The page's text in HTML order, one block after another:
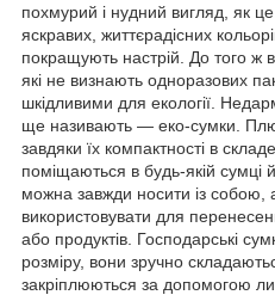
похмурий і нудний вигляд, як
яскравих, життєрадісних
покращують настрій. До того ж
які не визнають одноразових
шкідливими для екології.
ще називають — еко-сумки.
завдяки їх компактності в
поміщаються в будь-якій сумці й
можна завжди носити із собою,
використовувати для
або продуктів. Господарські
розміру, вони зручно
закріплюються за допомогою